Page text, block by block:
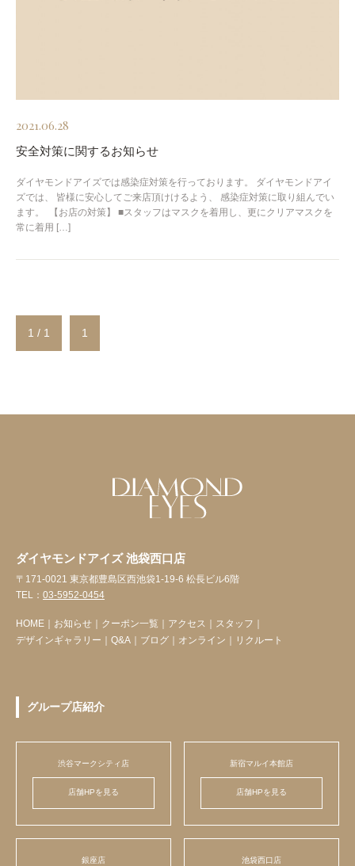
2021.06.28
安全対策に関するお知らせ
ダイヤモンドアイズでは感染症対策を行っております。 ダイヤモンドアイ
ズでは、 皆様に安心してご来店頂けけるよう、 感染症対策に取り組んでい
ます。 ​ 【お店の対策】 ■スタッフはマスクを着用し、更にクリアマスクを
常に着用 […]
1 / 1 1
ダイヤモンドアイズ 池袋西口店
〒171-0021 東京都豊島区西池袋1-19-6 松長ビル6階
TEL： 03-5952-0454
HOME お知らせ クーポン一覧 アクセス スタッフ
デザインギャラリー
Q&A ブログ オンライン リクルート
グループ店紹介
渋谷マークシティ店
店舗HPを見る
新宿マルイ本館店
店舗HPを見る
銀座店 池袋西口店